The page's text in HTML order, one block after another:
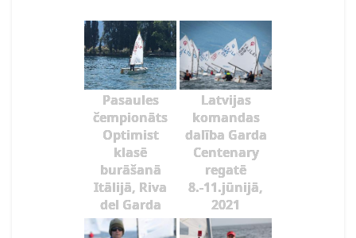
Pasaules
čempionāts
Optimist
klasē
burāšanā
Itālijā, Riva
del Garda
Latvijas
komandas
dalība Garda
Centenary
regatē
8.-11.jūnijā,
2021